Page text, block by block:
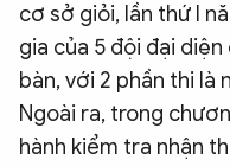
ĐA PHƯƠNG TIỆN
eMagazine
Video
cơ sở giỏi, lần thứ I
gia của 5 đội đại
bàn, với 2 phần thi là
Ngoài ra, trong
hành kiểm tra nhận